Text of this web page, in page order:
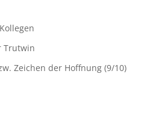
Trutwin
Zeichen der Hoffnung (9/10)